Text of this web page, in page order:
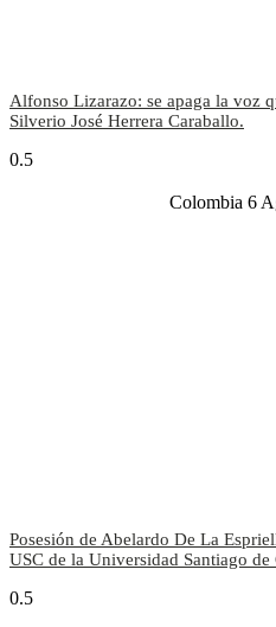
Alfonso Lizarazo: se apaga la voz
Silverio José Herrera Caraballo.
Colombia 6
Posesión de Abelardo De La
USC de la Universidad Santiago de